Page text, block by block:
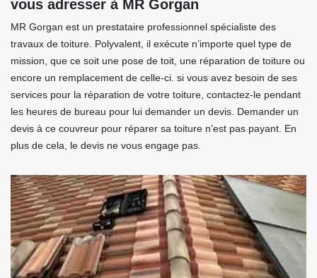
vous adresser à MR Gorgan
MR Gorgan est un prestataire professionnel spécialiste des
travaux de toiture. Polyvalent, il exécute n’importe quel type de
mission, que ce soit une pose de toit, une réparation de toiture ou
encore un remplacement de celle-ci. si vous avez besoin de ses
services pour la réparation de votre toiture, contactez-le pendant
les heures de bureau pour lui demander un devis. Demander un
devis à ce couvreur pour réparer sa toiture n’est pas payant. En
plus de cela, le devis ne vous engage pas.